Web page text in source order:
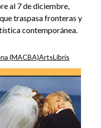
al 7 de diciembre,
traspasa fronteras y
contemporánea.
(MACBA)ArtsLibris